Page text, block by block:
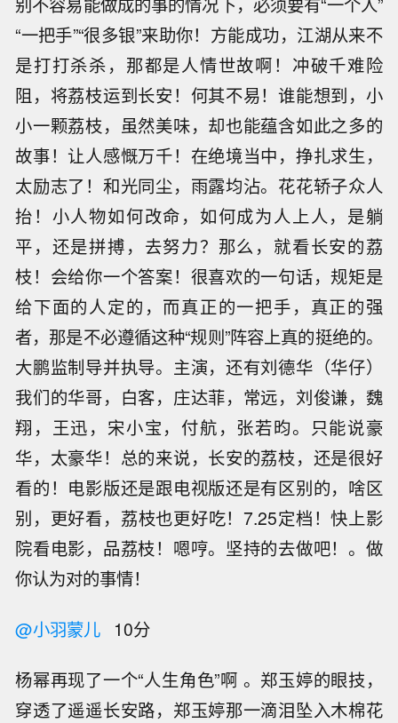
“一把手”“很多银”来助你！方能成功，江湖从来不
是打打杀杀，那都是人情世故啊！冲破千难险
阻，将荔枝运到长安！何其不易！谁能想到，小
小一颗荔枝，虽然美味，却也能蕴含如此之多的
故事！让人感慨万千！在绝境当中，挣扎求生，
太励志了！和光同尘，雨露均沾。花花轿子众人
抬！小人物如何改命，如何成为人上人，是躺
平，还是拼搏，去努力？那么，就看长安的荔
枝！会给你一个答案！很喜欢的一句话，规矩是
给下面的人定的，而真正的一把手，真正的强
者，那是不必遵循这种“规则”阵容上真的挺绝的。
大鹏监制导并执导。主演，还有刘德华（华仔）
我们的华哥，白客，庄达菲，常远，刘俊谦，魏
翔，王迅，宋小宝，付航，张若昀。只能说豪
华，太豪华！总的来说，长安的荔枝，还是很好
看的！电影版还是跟电视版还是有区别的，啥区
别，更好看，荔枝也更好吃！7.25定档！快上影
院看电影，品荔枝！嗯哼。坚持的去做吧！。做
你认为对的事情！
@小羽蒙儿 10分
杨幂再现了一个“人生角色”啊 。郑玉婷的眼技，
穿透了遥遥长安路，郑玉婷那一滴泪坠入木棉花